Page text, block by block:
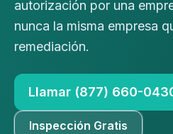
autorización por una
nunca la misma empresa
remediación.
Llamar (877) 660-
Inspección Gratis